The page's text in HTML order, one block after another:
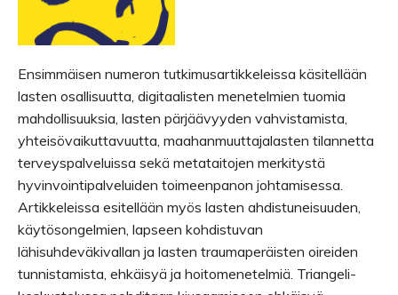
Ensimmäisen numeron tutkimusartikkeleissa käsitellään
lasten osallisuutta, digitaalisten menetelmien tuomia
mahdollisuuksia, lasten pärjäävyyden vahvistamista,
yhteisövaikuttavuutta, maahanmuuttajalasten tilannetta
terveyspalveluissa sekä metataitojen merkitystä
hyvinvointipalveluiden toimeenpanon johtamisessa.
Artikkeleissa esitellään myös lasten ahdistuneisuuden,
käytösongelmien, lapseen kohdistuvan
lähisuhdeväkivallan ja lasten traumaperäisten oireiden
tunnistamista, ehkäisyä ja hoitomenetelmiä. Triangeli-